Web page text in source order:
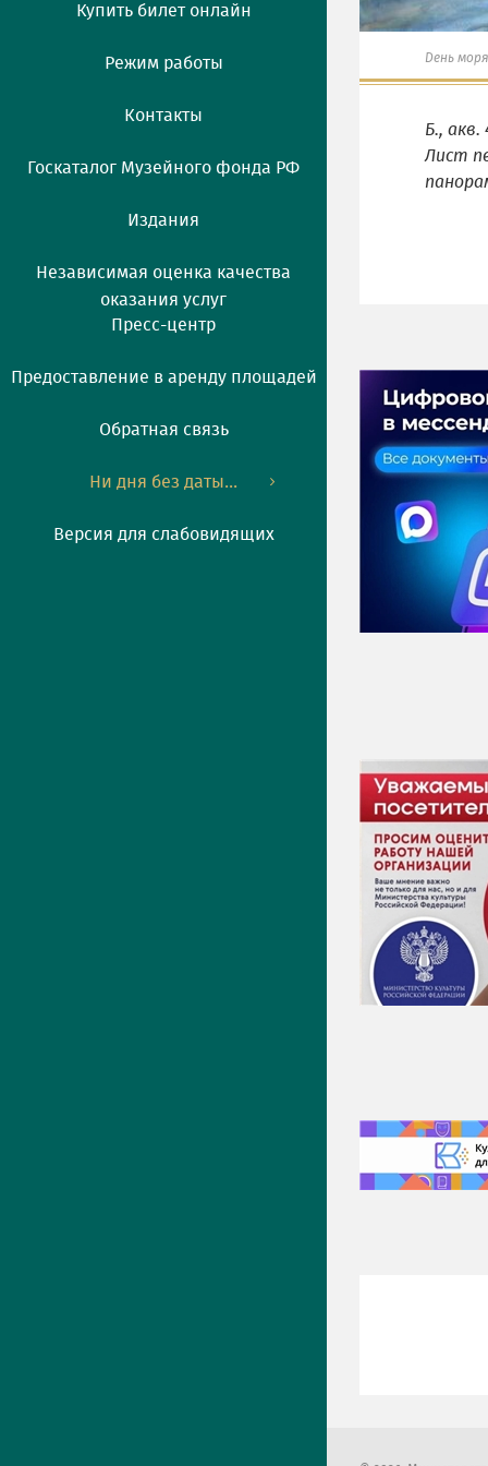
Купить билет онлайн
Режим работы
Контакты
Госкаталог Музейного фонда РФ
Издания
Независимая оценка качества
оказания услуг
Пресс-центр
Предоставление в аренду площадей
Обратная связь
Ни дня без даты...
Версия для слабовидящих
День
Б., акв.
Лист